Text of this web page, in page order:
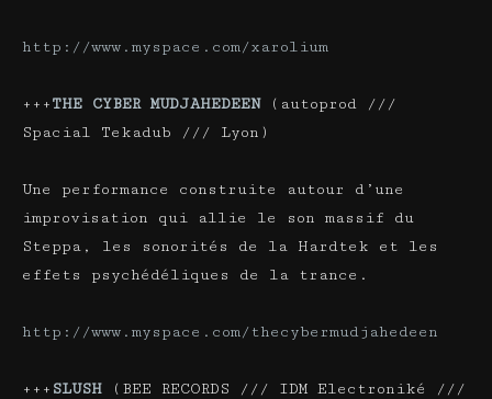
http://www.myspace.com/xarolium
+++THE CYBER MUDJAHEDEEN(autoprod ///
Spacial Tekadub /// Lyon)
Une performance construite autour d’une
improvisation qui allie le son massif du
Steppa, les sonorités de la Hardtek et les
effets psychédéliques de la trance.
http://www.myspace.com/thecybermudjahedeen
+++ SLUSH (BEE RECORDS /// IDM Electroniké ///